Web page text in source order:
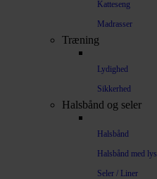
Katteseng
Madrasser
Træning
Lydighed
Sikkerhed
Halsbånd og seler
Halsbånd
Halsbånd med lys
Seler / Liner